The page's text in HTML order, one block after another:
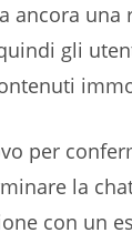
ancora una
gli
per
la
con un